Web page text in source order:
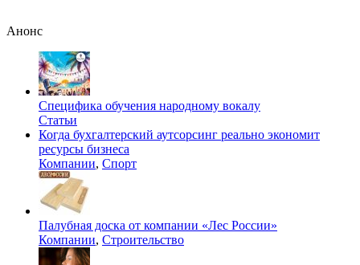
Анонс
Специфика обучения народному вокалу
Статьи
Когда бухгалтерский аутсорсинг реально экономит
ресурсы бизнеса
Компании, Спорт
Палубная доска от компании «Лес России»
Компании, Строительство